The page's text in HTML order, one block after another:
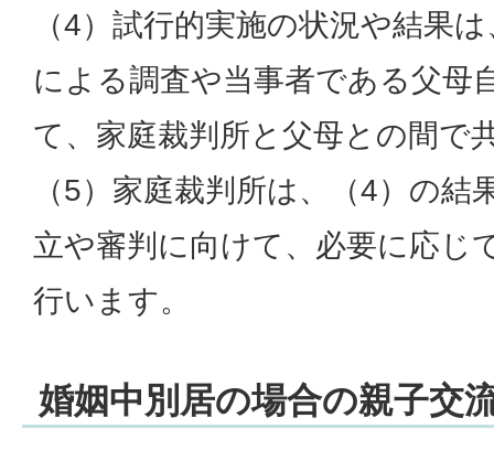
（4）試行的実施の状況や結果
による調査や当事者である父母
て、家庭裁判所と父母との間で
（5）家庭裁判所は、（4）の
立や審判に向けて、必要に応じ
行います。
婚姻中別居の場合の親子交